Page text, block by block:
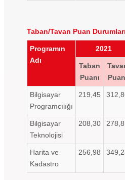
Taban/Tavan Puan Durumları
Programın
Adı
2021
Taban
Puanı
Bilgisayar
Programcılığı
219,45
Bilgisayar
Teknolojisi
208,30
Harita ve
Kadastro
256,98